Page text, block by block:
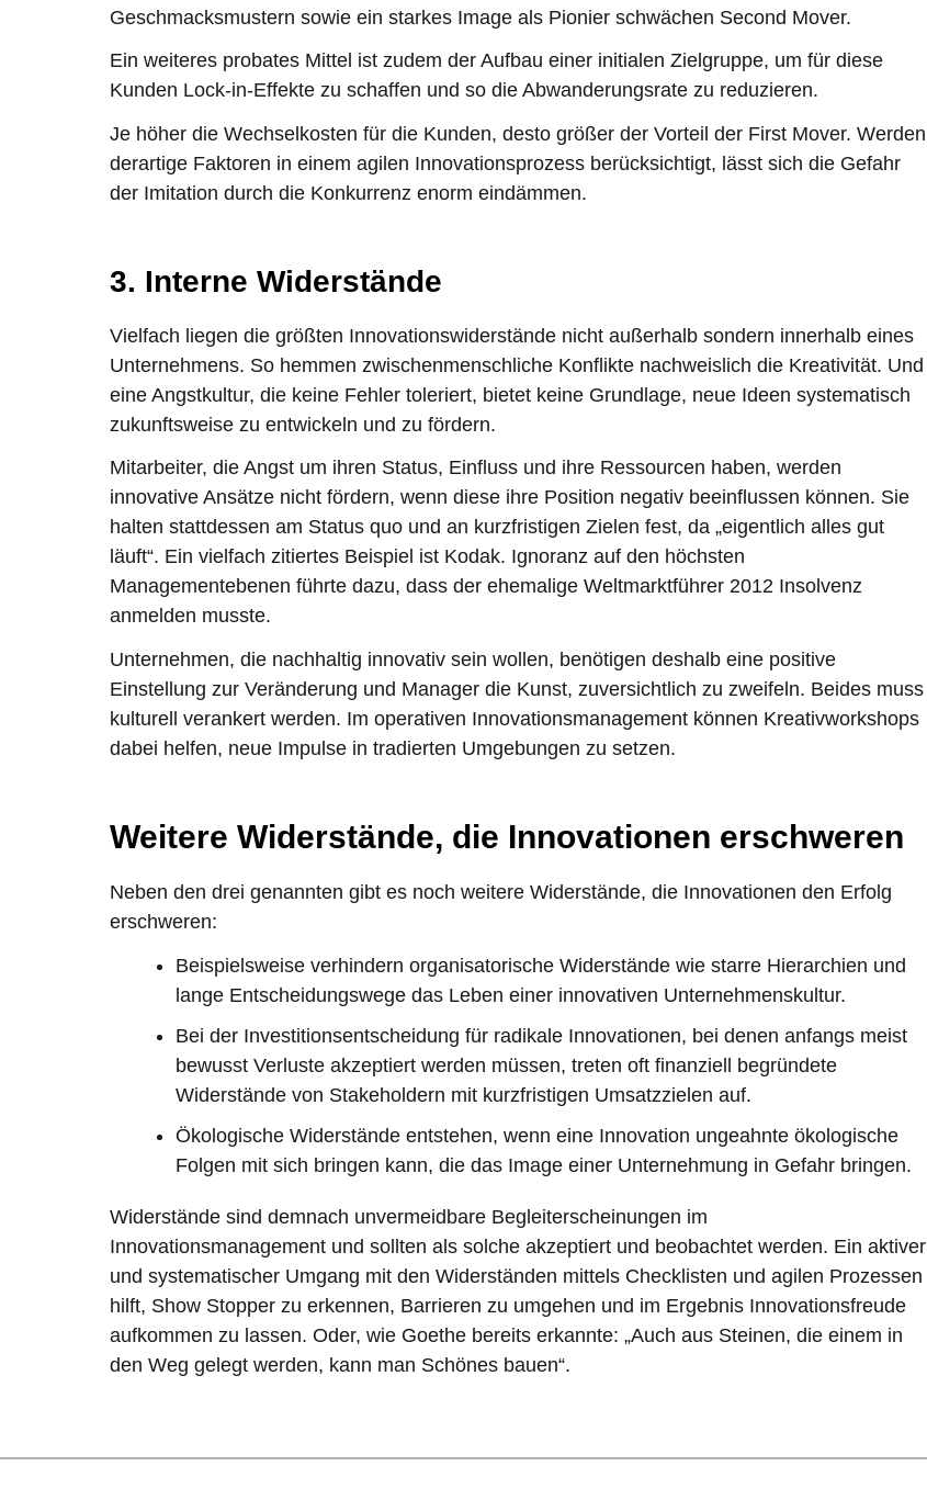
Geschmacksmustern sowie ein starkes Image als Pionier schwächen Second Mover.
Ein weiteres probates Mittel ist zudem der Aufbau einer initialen Zielgruppe, um für diese
Kunden Lock-in-Effekte zu schaffen und so die Abwanderungsrate zu reduzieren.
Je höher die Wechselkosten für die Kunden, desto größer der Vorteil der First Mover. Werden
derartige Faktoren in einem agilen Innovationsprozess berücksichtigt, lässt sich die Gefahr
der Imitation durch die Konkurrenz enorm eindämmen.
3. Interne Widerstände
Vielfach liegen die größten Innovationswiderstände nicht außerhalb sondern innerhalb eines
Unternehmens. So hemmen zwischenmenschliche Konflikte nachweislich die Kreativität. Und
eine Angstkultur, die keine Fehler toleriert, bietet keine Grundlage, neue Ideen systematisch
zukunftsweise zu entwickeln und zu fördern.
Mitarbeiter, die Angst um ihren Status, Einfluss und ihre Ressourcen haben, werden
innovative Ansätze nicht fördern, wenn diese ihre Position negativ beeinflussen können. Sie
halten stattdessen am Status quo und an kurzfristigen Zielen fest, da „eigentlich alles gut
läuft“. Ein vielfach zitiertes Beispiel ist Kodak. Ignoranz auf den höchsten
Managementebenen führte dazu, dass der ehemalige Weltmarktführer 2012 Insolvenz
anmelden musste.
Unternehmen, die nachhaltig innovativ sein wollen, benötigen deshalb eine positive
Einstellung zur Veränderung und Manager die Kunst, zuversichtlich zu zweifeln. Beides muss
kulturell verankert werden. Im operativen Innovationsmanagement können Kreativworkshops
dabei helfen, neue Impulse in tradierten Umgebungen zu setzen.
Weitere Widerstände, die Innovationen erschweren
Neben den drei genannten gibt es noch weitere Widerstände, die Innovationen den Erfolg
erschweren:
Beispielsweise verhindern organisatorische Widerstände wie starre Hierarchien und
lange Entscheidungswege das Leben einer innovativen Unternehmenskultur.
Bei der Investitionsentscheidung für radikale Innovationen, bei denen anfangs meist
bewusst Verluste akzeptiert werden müssen, treten oft finanziell begründete
Widerstände von Stakeholdern mit kurzfristigen Umsatzzielen auf.
Ökologische Widerstände entstehen, wenn eine Innovation ungeahnte ökologische
Folgen mit sich bringen kann, die das Image einer Unternehmung in Gefahr bringen.
Widerstände sind demnach unvermeidbare Begleiterscheinungen im
Innovationsmanagement und sollten als solche akzeptiert und beobachtet werden. Ein aktiver
und systematischer Umgang mit den Widerständen mittels Checklisten und agilen Prozessen
hilft, Show Stopper zu erkennen, Barrieren zu umgehen und im Ergebnis Innovationsfreude
aufkommen zu lassen. Oder, wie Goethe bereits erkannte: „Auch aus Steinen, die einem in
den Weg gelegt werden, kann man Schönes bauen“.